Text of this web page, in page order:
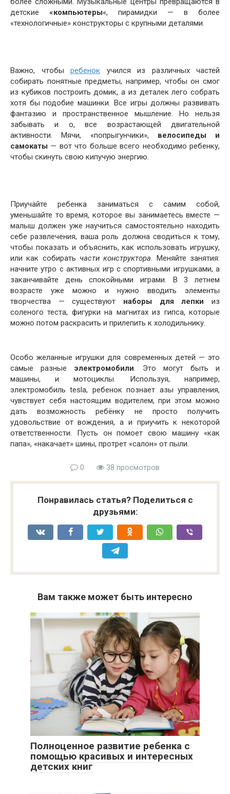
детские «компьютеры«, пирамидки — в более
«технологичные» конструкторы с крупными деталями.
Важно, чтобы ребенок учился из различных частей
собирать понятные предметы, например, чтобы он смог
из кубиков построить домик, а из деталек лего собрать
хотя бы подобие машинки. Все игры должны развивать
фантазию и пространственное мышление. Но нельзя
забывать и о, все возрастающей двигательной
активности. Мячи, «попрыгунчики», велосипеды и
самокаты — вот что больше всего необходимо ребенку,
чтобы скинуть свою кипучую энергию.
Приучайте ребенка заниматься с самим собой,
уменьшайте то время, которое вы занимаетесь вместе —
малыш должен уже научиться самостоятельно находить
себе развлечения, ваша роль должна сводиться к тому,
чтобы показать и объяснить, как использовать игрушку,
или как собирать части конструктора. Меняйте занятия:
начните утро с активных игр с спортивными игрушками, а
заканчивайте день спокойными играми. В 3 летнем
возрасте уже можно и нужно вводить элементы
творчества — существуют наборы для лепки из
соленого теста, фигурки на магнитах из гипса, которые
можно потом раскрасить и прилепить к холодильнику.
Особо желанные игрушки для современных детей — это
самые разные электромобили. Это могут быть и
машины, и мотоциклы. Используя, например,
электромобиль tesla, ребенок познает азы управления,
чувствует себя настоящим водителем, при этом можно
дать возможность ребёнку не просто получить
удовольствие от вождения, а и приучить к некоторой
ответственности. Пусть он помоет свою машину «как
папа», «накачает» шины, протрет «салон» от пыли.
0 38 просмотров
Понравилась статья? Поделиться с
друзьями:
Вам также может быть интересно
Полноценное развитие ребенка с
помощью красивых и интересных
детских книг